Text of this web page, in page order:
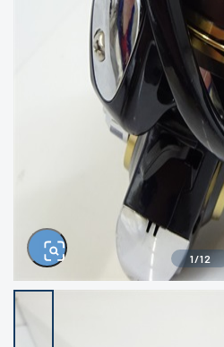
イシグロ西尾店
イシグロ三河安城
イシグロ半田店
イシグロ岡崎大樹
イシグロ岡崎若松
イシグロ焼津店
イシグロ掛川店
イシグロ沼津店
イシグロ駿東柿田
※ルア
ランク
ご確認
1/12